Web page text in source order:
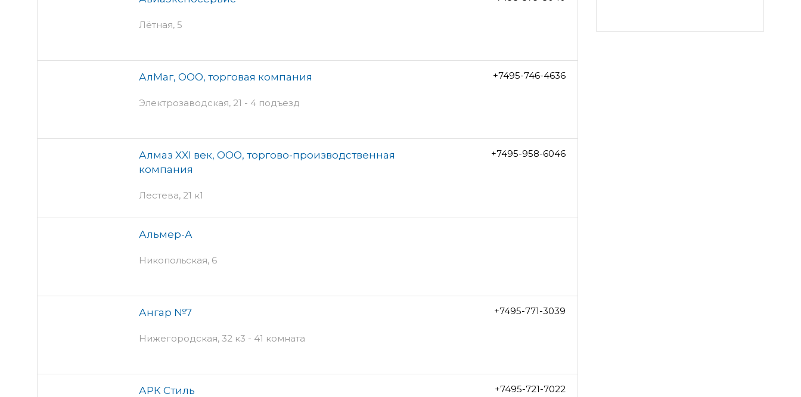
Лётная, 5
АлМаг, ООО, торговая компания
Электрозаводская, 21 - 4 подъезд
+7495-746-4636
Алмаз XXI век, ООО, торгово-производственная
компания
Лестева, 21 к1
+7495-958-6046
Альмер-А
Никопольская, 6
Ангар №7
Нижегородская, 32 к3 - 41 комната
+7495-771-3039
АРК Стиль +7495-721-7022